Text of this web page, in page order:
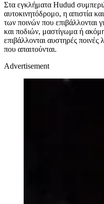
Στα εγκλήματα Hudud
αυτοκινητόδρομο, η απιστία
των ποινών που επιβάλλονται
και ποδιών, μαστίγωμα ή
επιβάλλονται αυστηρές
που απαιτούνται.
Advertisement